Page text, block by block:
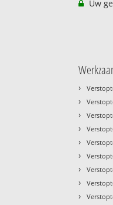
Uw
›
›
›
›
›
›
›
›
›